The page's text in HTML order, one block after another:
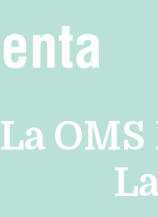
La